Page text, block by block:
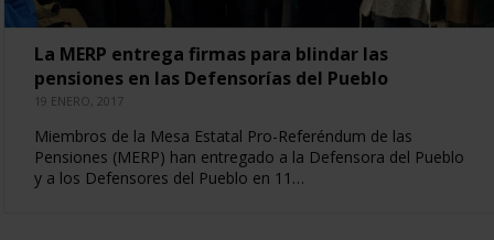
La MERP entrega firmas para blindar las
pensiones en las Defensorías del Pueblo
19 ENERO, 2017
Miembros de la Mesa Estatal Pro-Referéndum de las
Pensiones (MERP) han entregado a la Defensora del Pueblo
y a los Defensores del Pueblo en 11…